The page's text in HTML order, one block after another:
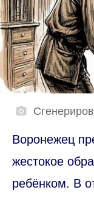
Воронежец
жестокое
ребёнком. В